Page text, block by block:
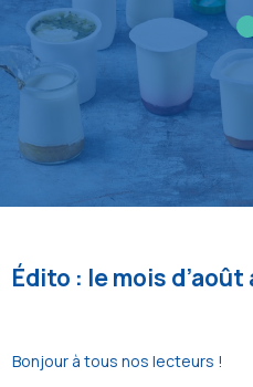
Édito : le mois d’août
Bonjour à tous nos lecteurs !